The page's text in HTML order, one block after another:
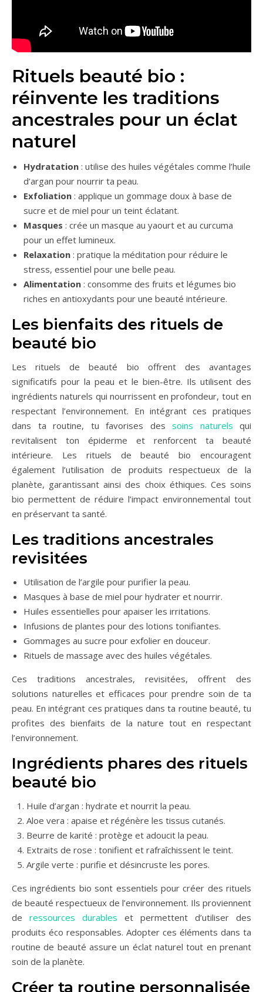
Rituels beauté bio :
réinvente les traditions
ancestrales pour un éclat
naturel
Hydratation : utilise des huiles végétales comme l’huile
d’argan pour nourrir ta peau.
Exfoliation : applique un gommage doux à base de
sucre et de miel pour un teint éclatant.
Masques : crée un masque au yaourt et au curcuma
pour un effet lumineux.
Relaxation : pratique la méditation pour réduire le
stress, essentiel pour une belle peau.
Alimentation : consomme des fruits et légumes bio
riches en antioxydants pour une beauté intérieure.
Les bienfaits des rituels de
beauté bio
Les rituels de beauté bio offrent des avantages
significatifs pour la peau et le bien-être. Ils utilisent des
ingrédients naturels qui nourrissent en profondeur, tout en
respectant l’environnement. En intégrant ces pratiques
dans ta routine, tu favorises des soins naturels qui
revitalisent ton épiderme et renforcent ta beauté
intérieure. Les rituels de beauté bio encouragent
également l’utilisation de produits respectueux de la
planète, garantissant ainsi des choix éthiques. Ces soins
bio permettent de réduire l’impact environnemental tout
en préservant ta santé.
Les traditions ancestrales
revisitées
Utilisation de l’argile pour purifier la peau.
Masques à base de miel pour hydrater et nourrir.
Huiles essentielles pour apaiser les irritations.
Infusions de plantes pour des lotions tonifiantes.
Gommages au sucre pour exfolier en douceur.
Rituels de massage avec des huiles végétales.
Ces traditions ancestrales, revisitées, offrent des
solutions naturelles et efficaces pour prendre soin de ta
peau. En intégrant ces pratiques dans ta routine beauté, tu
profites des bienfaits de la nature tout en respectant
l’environnement.
Ingrédients phares des rituels
beauté bio
Huile d’argan : hydrate et nourrit la peau.
Aloe vera : apaise et régénère les tissus cutanés.
Beurre de karité : protège et adoucit la peau.
Extraits de rose : tonifient et rafraîchissent le teint.
Argile verte : purifie et désincruste les pores.
Ces ingrédients bio sont essentiels pour créer des rituels
de beauté respectueux de l’environnement. Ils proviennent
de ressources durables et permettent d’utiliser des
produits éco responsables. Adopter ces éléments dans ta
routine de beauté assure un éclat naturel tout en prenant
soin de la planète.
Créer ta routine personnalisée